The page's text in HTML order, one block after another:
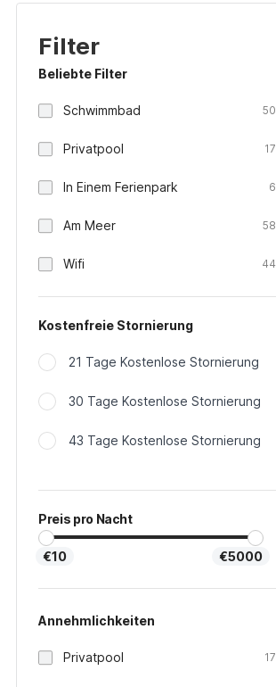
Filter
Beliebte Filter
Schwimmbad 50
Privatpool 17
In Einem Ferienpark 6
Am Meer 58
Wifi 44
Kostenfreie Stornierung
21 Tage Kostenlose Stornierung
30 Tage Kostenlose Stornierung
43 Tage Kostenlose Stornierung
Preis pro Nacht
€10 €5000
Annehmlichkeiten
Privatpool 17